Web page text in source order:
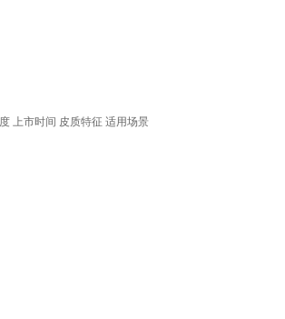
上市时间 皮质特征 适用场景